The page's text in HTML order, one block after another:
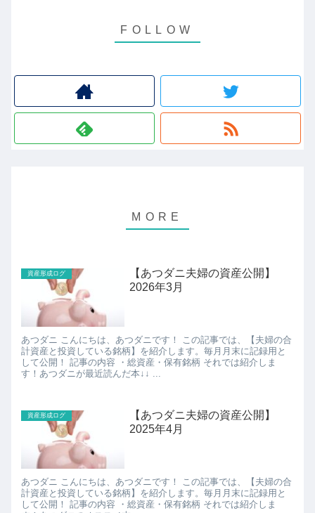
資産形成ログ
【あつダニ夫婦の資産公開】
2026年3月
あつダニ こんにちは、あつダニです！ この記事では、【夫婦の合
計資産と投資している銘柄】を紹介します。毎月月末に記録用と
して公開！ 記事の内容 ・総資産・保有銘柄 それでは紹介しま
す！あつダニが最近読んだ本↓↓ ...
資産形成ログ
【あつダニ夫婦の資産公開】
2025年4月
あつダニ こんにちは、あつダニです！ この記事では、【夫婦の合
計資産と投資している銘柄】を紹介します。毎月月末に記録用と
して公開！ 記事の内容 ・総資産・保有銘柄 それでは紹介しま